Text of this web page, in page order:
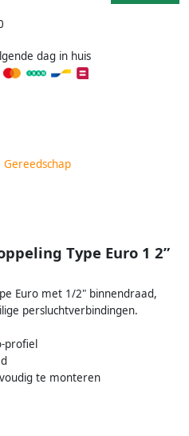
dag in huis
Gereedschap
Type Euro 1 2”
Euro met 1/2" binnendraad,
persluchtverbindingen.
profiel
te monteren